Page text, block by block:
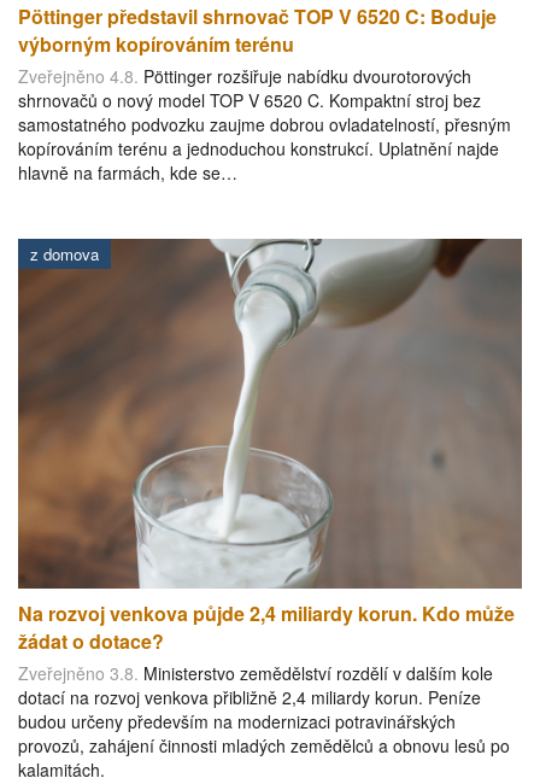
Pöttinger představil shrnovač TOP V 6520 C: Boduje
výborným kopírováním terénu
Zveřejněno 4.8. Pöttinger rozšiřuje nabídku dvourotorových
shrnovačů o nový model TOP V 6520 C. Kompaktní stroj bez
samostatného podvozku zaujme dobrou ovladatelností, přesným
kopírováním terénu a jednoduchou konstrukcí. Uplatnění najde
hlavně na farmách, kde se…
z domova
Na rozvoj venkova půjde 2,4 miliardy korun. Kdo může
žádat o dotace?
Zveřejněno 3.8. Ministerstvo zemědělství rozdělí v dalším kole
dotací na rozvoj venkova přibližně 2,4 miliardy korun. Peníze
budou určeny především na modernizaci potravinářských
provozů, zahájení činnosti mladých zemědělců a obnovu lesů po
kalamitách.